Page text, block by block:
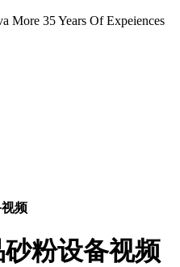
More 35 Years Of Expeiences
频
粉设备视频